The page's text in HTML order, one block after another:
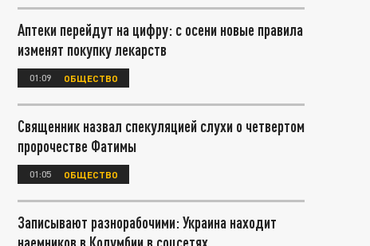
Аптеки перейдут на цифру: с осени новые правила
изменят покупку лекарств
01:09 ОБЩЕСТВО
Священник назвал спекуляцией слухи о четвертом
пророчестве Фатимы
01:05 ОБЩЕСТВО
Записывают разнорабочими: Украина находит